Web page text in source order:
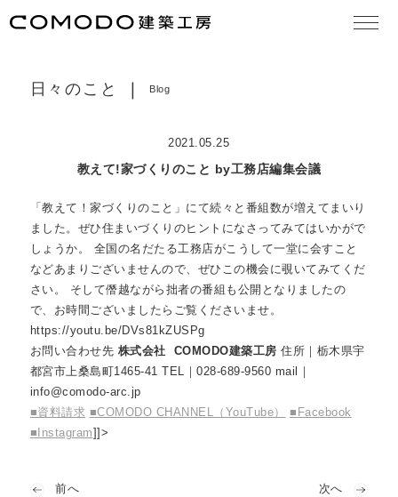
お知らせ news
日々のこと
住まいづくりの流れ
よくある質問
私たちについて
日々のこと Blog
2021.05.25
教えて!家づくりのこと by工務店編集会議
「教えて！家づくりのこと」にて続々と番組数が増えてまいり
ました。ぜひ住まいづくりのヒントになさってみてはいかがで
しょうか。 全国の名だたる工務店がこうして一堂に会すこと
などあまりございませんので、ぜひこの機会に覗いてみてくだ
さい。 そして僭越ながら拙者の番組も公開となりましたの
で、お時間ございましたらご覧くださいませ。
https://youtu.be/DVs81kZUSPg
お問い合わせ先 株式会社 COMODO建築工房 住所｜栃木県宇
都宮市上桑島町1465-41 TEL｜028-689-9560 mail｜
info@comodo-arc.jp
■資料請求 ■COMODO CHANNEL（YouTube） ■ Facebook
■ Instagram ]]>
前へ 次へ